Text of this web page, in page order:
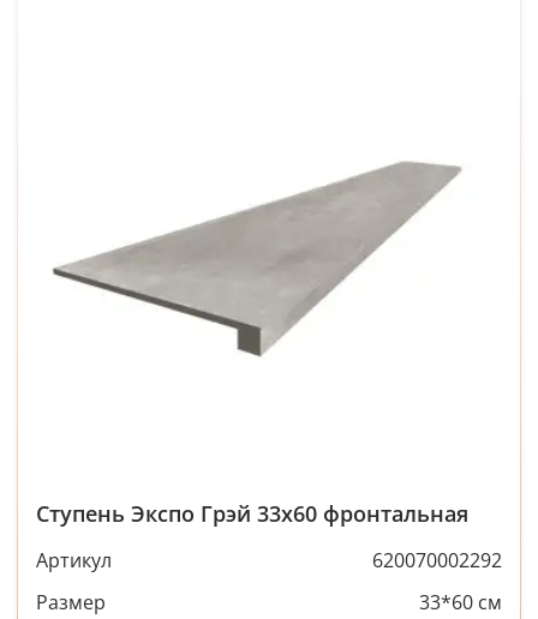
Ступень Экспо Грэй 33x60 фронтальная
Артикул
620070002292
Размер
33*60 см